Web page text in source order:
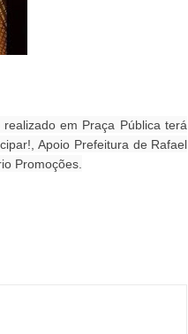
em Praça Pública terá
Apoio Prefeitura de Rafael
Promoções.